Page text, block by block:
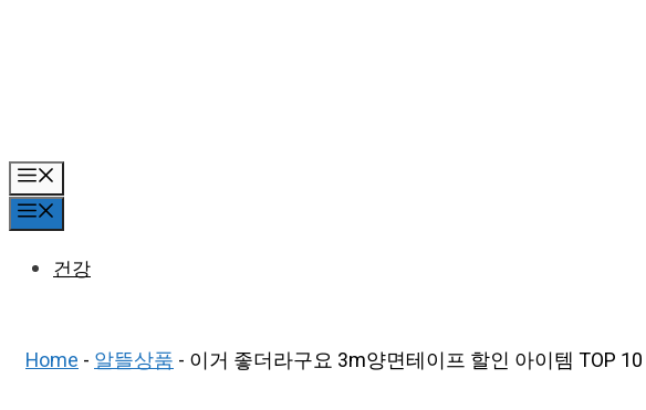
건강
Home-알뜰상품- 이거 좋더라구요 3m양면테이프 할인 아이템 TOP 10